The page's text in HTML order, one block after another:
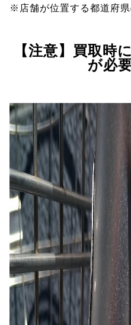
※店舗が位置する都道府県
【注意】買取時
が必